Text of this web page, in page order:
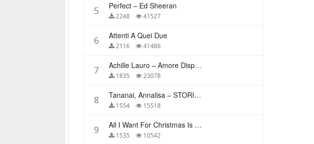
5 Perfect – Ed Sheeran
2248 41527
6 Attenti A Quei Due
2116 41486
7 Achille Lauro – Amore Disperato
1835 23078
8 Tananai, Annalisa – STORIE BREVI
1554 15518
9 All I Want For Christmas Is You – Mariah Carey
1535 10542